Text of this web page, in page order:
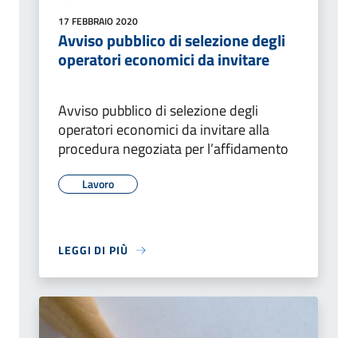
17 FEBBRAIO 2020
Avviso pubblico di selezione degli
operatori economici da invitare
Avviso pubblico di selezione degli
operatori economici da invitare alla
procedura negoziata per l’affidamento
Lavoro
LEGGI DI PIÙ